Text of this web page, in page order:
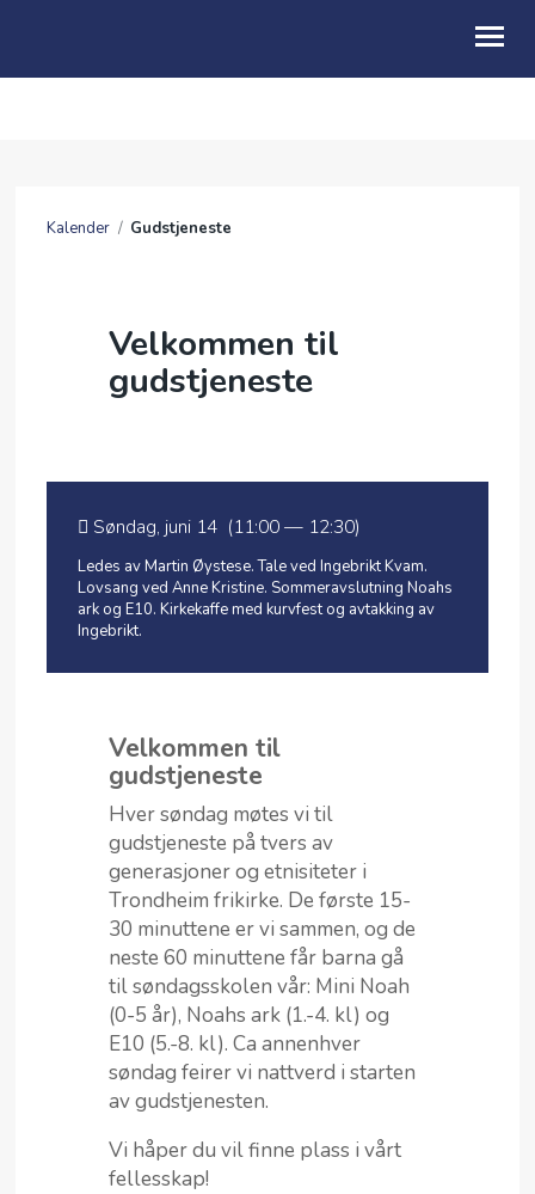
GI
KALENDER
TALER
Kalender / Gudstjeneste
Velkommen til
gudstjeneste
Søndag, juni 14 (11:00 — 12:30)
Ledes av Martin Øystese. Tale ved Ingebrikt Kvam.
Lovsang ved Anne Kristine. Sommeravslutning Noahs
ark og E10. Kirkekaffe med kurvfest og avtakking av
Ingebrikt.
Velkommen til
gudstjeneste
Hver søndag møtes vi til
gudstjeneste på tvers av
generasjoner og etnisiteter i
Trondheim frikirke. De første 15-
30 minuttene er vi sammen, og de
neste 60 minuttene får barna gå
til søndagsskolen vår: Mini Noah
(0-5 år), Noahs ark (1.-4. kl) og
E10 (5.-8. kl). Ca annenhver
søndag feirer vi nattverd i starten
av gudstjenesten.
Vi håper du vil finne plass i vårt
fellesskap!